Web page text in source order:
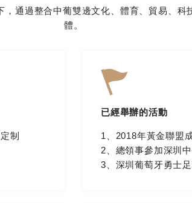
通過整合中葡雙邊文化、體育、貿易、
體。
制
已經舉辦的活動
1、2018年黃金聯盟
2、總領事參加深圳
3、深圳葡萄牙勇士